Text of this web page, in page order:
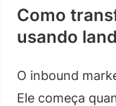
Como
usando
O inbound
Ele começa